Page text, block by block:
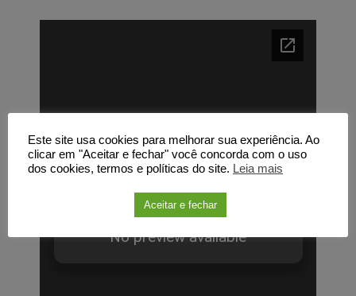
Este site usa cookies para melhorar sua experiência. Ao
clicar em "Aceitar e fechar" você concorda com o uso
dos cookies, termos e políticas do site. Leia mais
Aceitar e fechar